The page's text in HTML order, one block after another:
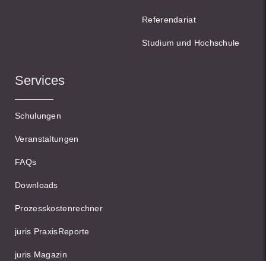
Referendariat
Studium und Hochschule
Services
Schulungen
Veranstaltungen
FAQs
Downloads
Prozesskostenrechner
juris PraxisReporte
juris Magazin